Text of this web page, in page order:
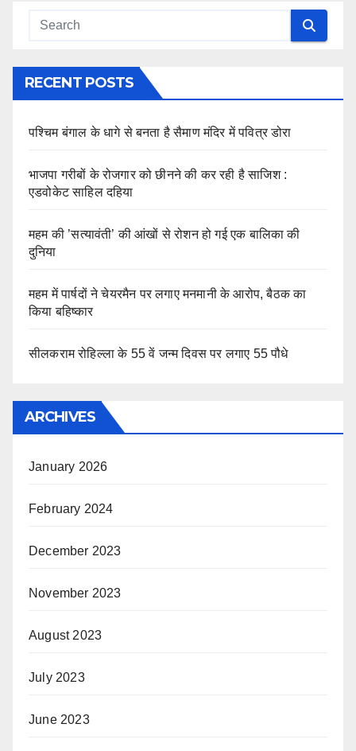
RECENT POSTS
पश्चिम बंगाल के धागे से बनता है सैमाण मंदिर में पवित्र डोरा
भाजपा गरीबों के रोजगार को छीनने की कर रही है साजिश :
एडवोकेट साहिल दहिया
महम की ’सत्यावंती’ की आंखों से रोशन हो गई एक बालिका की
दुनिया
महम में पार्षदों ने चेयरमैन पर लगाए मनमानी के आरोप, बैठक का
किया बहिष्कार
सीलकराम रोहिल्ला के 55 वें जन्म दिवस पर लगाए 55 पौधे
ARCHIVES
January 2026
February 2024
December 2023
November 2023
August 2023
July 2023
June 2023